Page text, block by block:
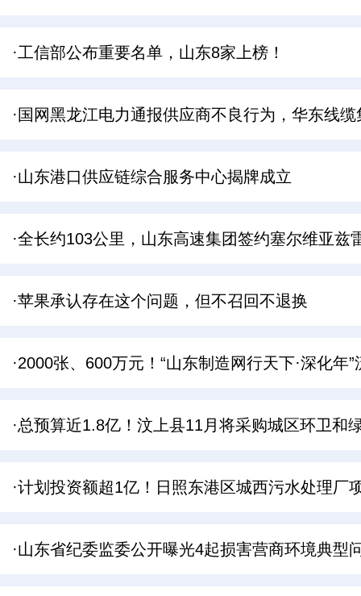
·工信部公布重要名单，山东8家上榜！
·国网黑龙江电力通报供应商不良行为，华东线
·山东港口供应链综合服务中心揭牌成立
·全长约103公里，山东高速集团签约塞尔维亚兹
·苹果承认存在这个问题，但不召回不退换
·2000张、600万元！“山东制造网行天下·深化年
·总预算近1.8亿！汶上县11月将采购城区环卫和
·计划投资额超1亿！日照东港区城西污水处理厂
·山东省纪委监委公开曝光4起损害营商环境典型